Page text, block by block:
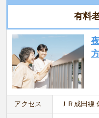
有料
アクセス ＪＲ成田線